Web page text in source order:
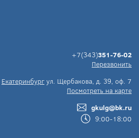
+7(343)351-76-02
Перезвонить
Екатеринбург ул. Щербакова, д. 39, оф. 7
Посмотреть на карте
gkulg@bk.ru
9:00-18:00